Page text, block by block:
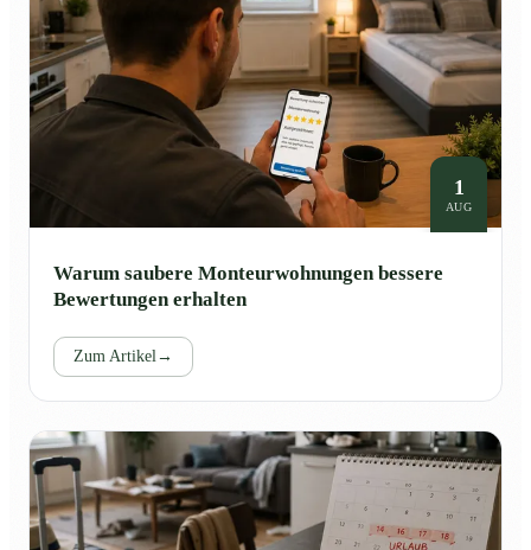
1
AUG
Warum saubere Monteurwohnungen bessere
Bewertungen erhalten
Zum Artikel→